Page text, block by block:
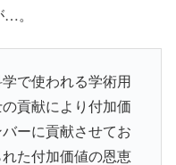
。
で使われる学術用
貢献により付加価
ーに貢献させてお
た付加価値の恩恵